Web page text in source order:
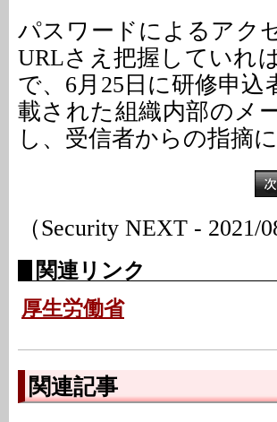
パスワードによるアク
URLさえ把握していれ
で、6月25日に研修申
載された組織内部のメ
し、受信者からの指摘
（Security NEXT - 2021/
関連リンク
厚生労働省
関連記事